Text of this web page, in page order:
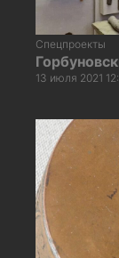
Спецпроекты
13 июля 2021